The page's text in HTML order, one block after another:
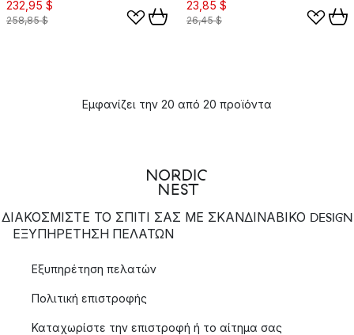
232,95 $
258,85 $
23,85 $
26,45 $
Εμφανίζει την 20 από 20 προϊόντα
ΔΙΑΚΟΣΜΙΣΤΕ ΤΟ ΣΠΙΤΙ ΣΑΣ ΜΕ ΣΚΑΝΔΙΝΑΒΙΚΟ DESIGN
ΕΞΥΠΗΡΈΤΗΣΗ ΠΕΛΑΤΏΝ
Εξυπηρέτηση πελατών
Πολιτική επιστροφής
Καταχωρίστε την επιστροφή ή το αίτημα σας